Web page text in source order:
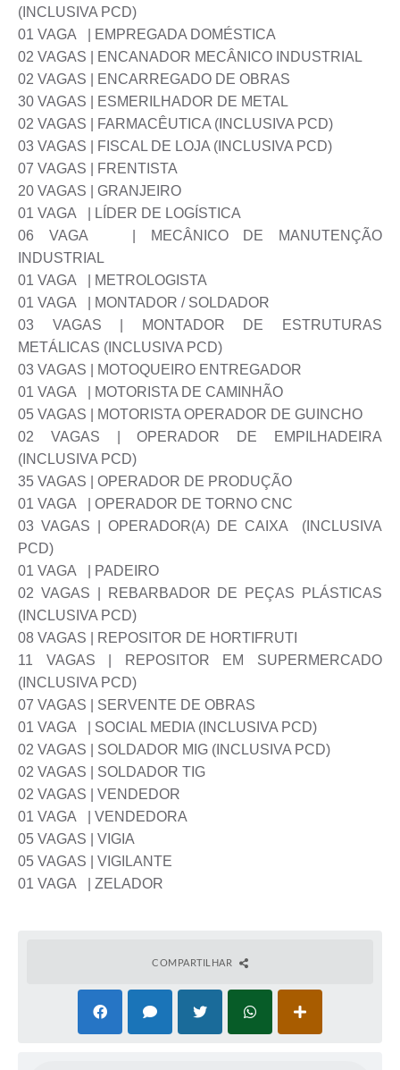
(INCLUSIVA PCD)
01 VAGA | EMPREGADA DOMÉSTICA
02 VAGAS | ENCANADOR MECÂNICO INDUSTRIAL
02 VAGAS | ENCARREGADO DE OBRAS
30 VAGAS | ESMERILHADOR DE METAL
02 VAGAS | FARMACÊUTICA (INCLUSIVA PCD)
03 VAGAS | FISCAL DE LOJA (INCLUSIVA PCD)
07 VAGAS | FRENTISTA
20 VAGAS | GRANJEIRO
01 VAGA | LÍDER DE LOGÍSTICA
06 VAGA | MECÂNICO DE MANUTENÇÃO
INDUSTRIAL
01 VAGA | METROLOGISTA
01 VAGA | MONTADOR / SOLDADOR
03 VAGAS | MONTADOR DE ESTRUTURAS
METÁLICAS (INCLUSIVA PCD)
03 VAGAS | MOTOQUEIRO ENTREGADOR
01 VAGA | MOTORISTA DE CAMINHÃO
05 VAGAS | MOTORISTA OPERADOR DE GUINCHO
02 VAGAS | OPERADOR DE EMPILHADEIRA
(INCLUSIVA PCD)
35 VAGAS | OPERADOR DE PRODUÇÃO
01 VAGA | OPERADOR DE TORNO CNC
03 VAGAS | OPERADOR(A) DE CAIXA (INCLUSIVA
PCD)
01 VAGA | PADEIRO
02 VAGAS | REBARBADOR DE PEÇAS PLÁSTICAS
(INCLUSIVA PCD)
08 VAGAS | REPOSITOR DE HORTIFRUTI
11 VAGAS | REPOSITOR EM SUPERMERCADO
(INCLUSIVA PCD)
07 VAGAS | SERVENTE DE OBRAS
01 VAGA | SOCIAL MEDIA (INCLUSIVA PCD)
02 VAGAS | SOLDADOR MIG (INCLUSIVA PCD)
02 VAGAS | SOLDADOR TIG
02 VAGAS | VENDEDOR
01 VAGA | VENDEDORA
05 VAGAS | VIGIA
05 VAGAS | VIGILANTE
01 VAGA | ZELADOR
COMPARTILHAR